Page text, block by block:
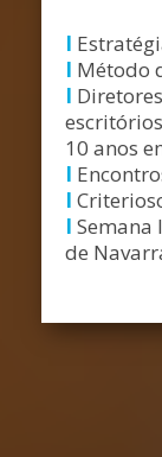
I
I Método
I
10 anos
I
I
I Semana
de